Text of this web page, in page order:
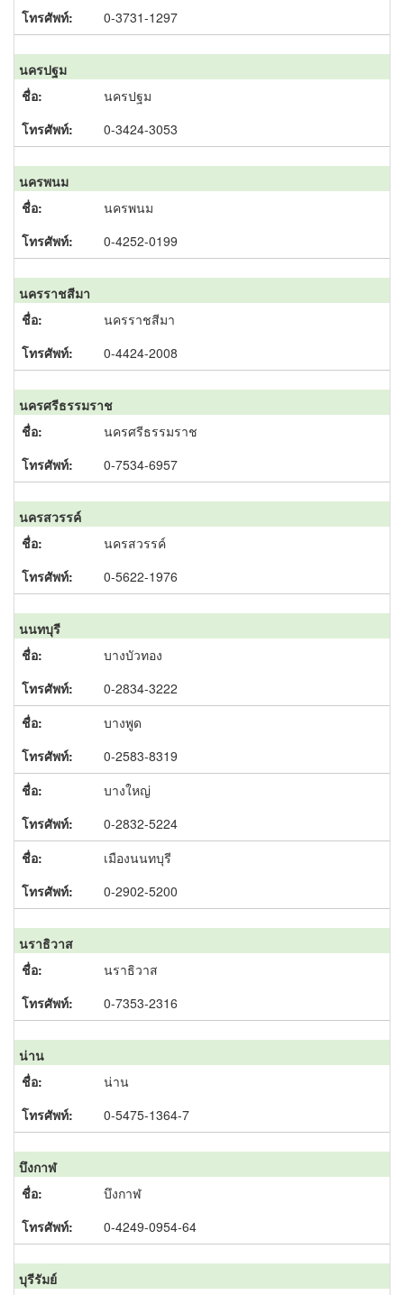
0-3731-1297
นครปฐม
นครปฐม
0-3424-3053
นครพนม
นครพนม
0-4252-0199
นครราชสีมา
นครราชสีมา
0-4424-2008
นครศรีธรรมราช
นครศรีธรรมราช
0-7534-6957
นครสวรรค์
นครสวรรค์
0-5622-1976
นนทบุรี
บางบัวทอง
0-2834-3222
บางพูด
0-2583-8319
บางใหญ่
0-2832-5224
เมืองนนทบุรี
0-2902-5200
นราธิวาส
นราธิวาส
0-7353-2316
น่าน
น่าน
0-5475-1364-7
บึงกาฬ
บึงกาฬ
0-4249-0954-64
บุรีรัมย์